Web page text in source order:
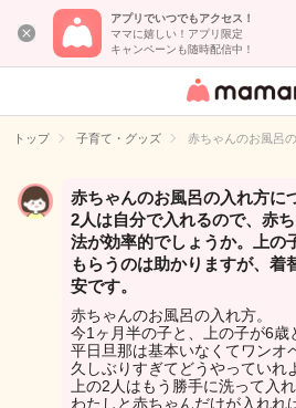
アプリでいつでもアクセス！
ママに嬉しい！アプリ限定
キャンペーンも随時配信中！
女性専用匿名
イト
トップ 子育て・グッズ 赤ちゃんのお風呂
赤ちゃんのお風呂の入れ方に
2人は自分で入れるので、赤
法が効率的でしょうか。上の
もらうのは助かりますが、着
安です。
赤ちゃんのお風呂の入れ方。
今1ヶ月半の子と、上の子が6歳
平日旦那は基本いなくてワンオ
久しぶりすぎてどうやっていれ
上の2人はもう勝手に洗って入れ
わたしと赤ちゃんだけが入れれ